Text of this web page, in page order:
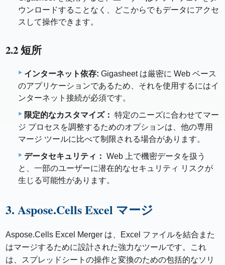
ウンロードすることなく、どこからでもデータにアクセ
スして操作できます。
2.2 短所
インターネット依存: Gigasheet は厳密に Web ベース
のアプリケーションであるため、それを使用するにはイ
ンターネット接続が必須です。
限定的なカスタマイズ： 特定のニーズに合わせてマー
ジ プロセスを調整するためのオプションは、他の専用
マージ ツールに比べて制限される場合があります。
データセキュリティ： Web 上で機密データを扱う
と、一部のユーザーに潜在的なセキュリティ リスクが
生じる可能性があります。
3. Aspose.Cells Excel マージ
Aspose.Cells Excel Merger は、Excel ファイルを結合また
はマージするために設計された強力なツールです。これ
は、スプレッドシートの操作と変換のための包括的なソリ